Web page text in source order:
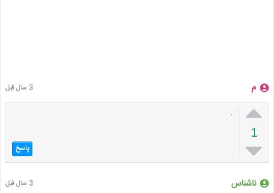
م 3 سال قبل

1

.
پاسخ
ناشناس 3 سال قبل